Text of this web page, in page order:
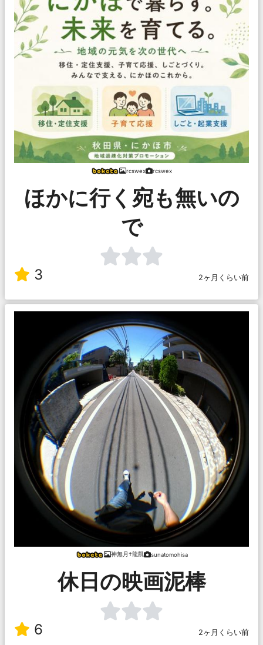
rcswex rcswex
ほかに行く宛も無いの
で
3 2ヶ月くらい前
神無月†龍凱 sunatomohisa
休日の映画泥棒
6 2ヶ月くらい前